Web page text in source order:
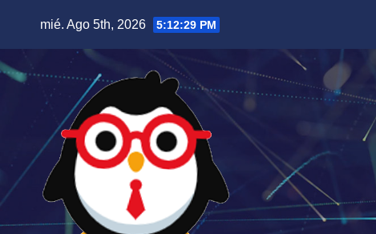
contenido
mié. Ago 5th, 2026 5:12:30 PM